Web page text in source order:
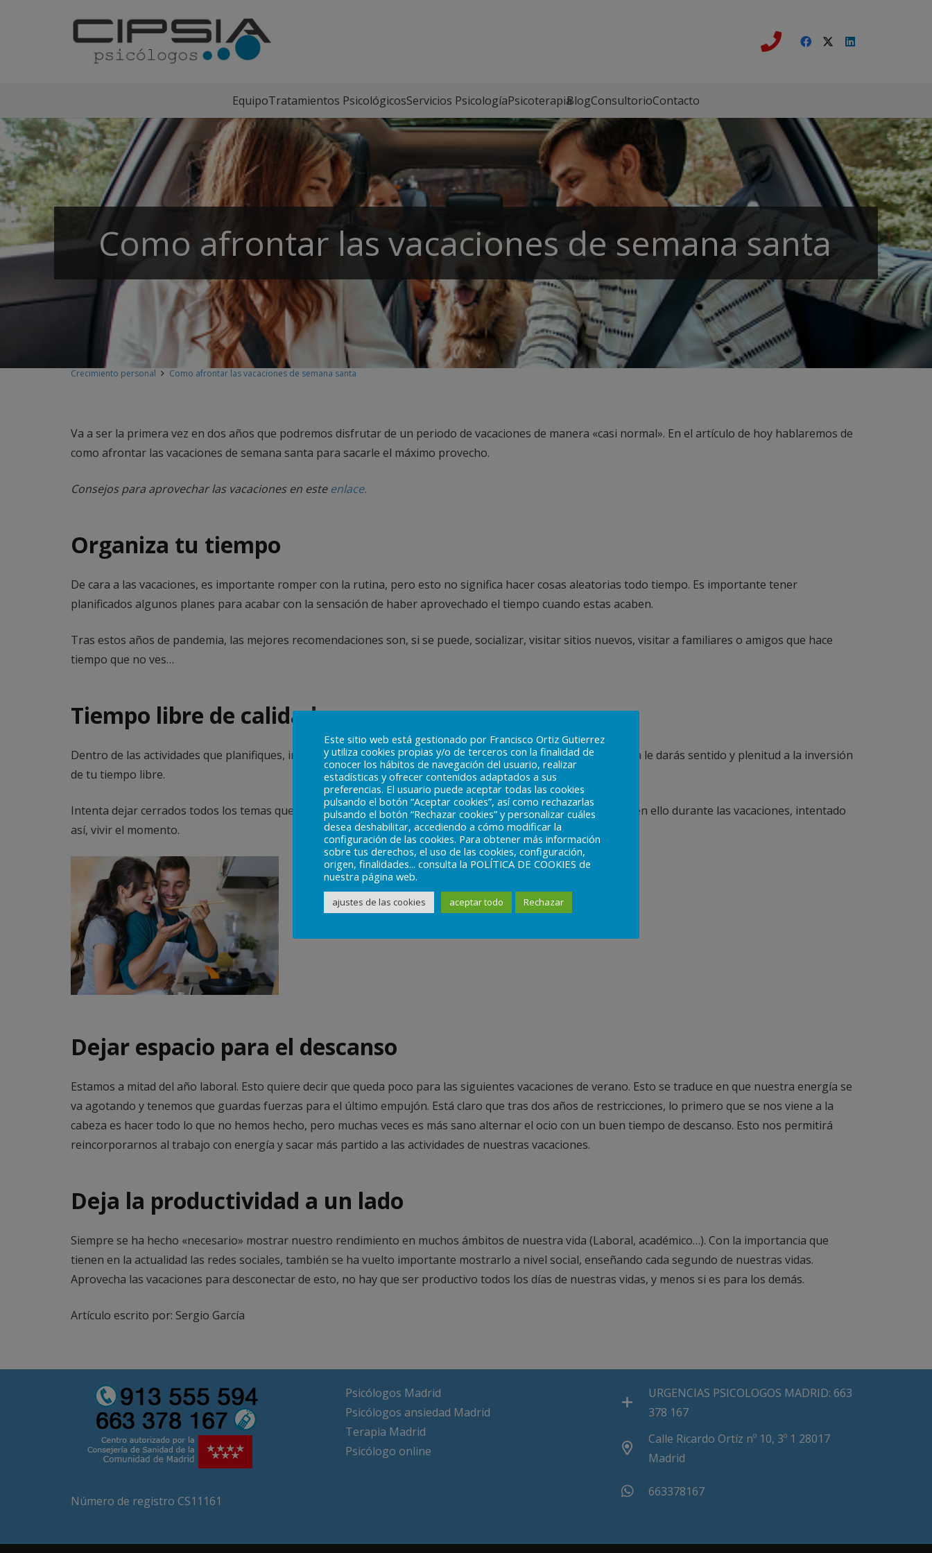
EquipoTratamientos PsicológicosServicios PsicologíaPsicoterapiaBlogConsultorioContacto
Como afrontar las vacaciones de semana santa
Crecimiento personal Como afrontar las vacaciones de semana santa
Va a ser la primera vez en dos años que podremos disfrutar de un periodo de vacaciones de manera «casi normal». En el artículo de hoy hablaremos de
como afrontar las vacaciones de semana santa para sacarle el máximo provecho.
Consejos para aprovechar las vacaciones en este enlace.
Organiza tu tiempo
De cara a las vacaciones, es importante romper con la rutina, pero esto no significa hacer cosas aleatorias todo tiempo. Es importante tener
planificados algunos planes para acabar con la sensación de haber aprovechado el tiempo cuando estas acaben.
Tras estos años de pandemia, las mejores recomendaciones son, si se puede, socializar, visitar sitios nuevos, visitar a familiares o amigos que hace
tiempo que no ves…
Tiempo libre de calidad
Dentro de las actividades que planifiques, intenta incluir algunas que te resulten gratificantes. De esta manera le darás sentido y plenitud a la inversión
de tu tiempo libre.
Intenta dejar cerrados todos los temas que tengan que ver con trabajo o estudios para no tener que pensar en ello durante las vacaciones, intentado
así, vivir el momento.
Dejar espacio para el descanso
Estamos a mitad del año laboral. Esto quiere decir que queda poco para las siguientes vacaciones de verano. Esto se traduce en que nuestra energía se
va agotando y tenemos que guardas fuerzas para el último empujón. Está claro que tras dos años de restricciones, lo primero que se nos viene a la
cabeza es hacer todo lo que no hemos hecho, pero muchas veces es más sano alternar el ocio con un buen tiempo de descanso. Esto nos permitirá
reincorporarnos al trabajo con energía y sacar más partido a las actividades de nuestras vacaciones.
Deja la productividad a un lado
Siempre se ha hecho «necesario» mostrar nuestro rendimiento en muchos ámbitos de nuestra vida (Laboral, académico…). Con la importancia que
tienen en la actualidad las redes sociales, también se ha vuelto importante mostrarlo a nivel social, enseñando cada segundo de nuestras vidas.
Aprovecha las vacaciones para desconectar de esto, no hay que ser productivo todos los días de nuestras vidas, y menos si es para los demás.
Artículo escrito por: Sergio García
Número de registro CS11161
Psicólogos Madrid
Psicólogos ansiedad Madrid
Terapia Madrid
Psicólogo online
URGENCIAS PSICOLOGOS MADRID: 663
378 167
Calle Ricardo Ortíz nº 10, 3º 1 28017
Madrid
663378167
Este sitio web está gestionado por Francisco Ortiz Gutierrez
y utiliza cookies propias y/o de terceros con la finalidad de
conocer los hábitos de navegación del usuario, realizar
estadísticas y ofrecer contenidos adaptados a sus
preferencias. El usuario puede aceptar todas las cookies
pulsando el botón “Aceptar cookies”, así como rechazarlas
pulsando el botón “Rechazar cookies” y personalizar cuáles
desea deshabilitar, accediendo a cómo modificar la
configuración de las cookies. Para obtener más información
sobre tus derechos, el uso de las cookies, configuración,
origen, finalidades... consulta la POLÍTICA DE COOKIES de
nuestra página web.
ajustes de las cookies aceptar todo Rechazar